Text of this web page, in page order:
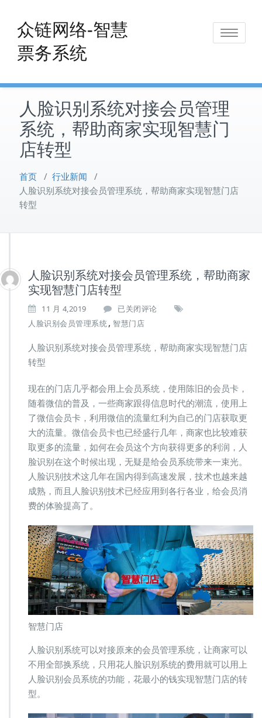
content
众链网络-智慧
票务系统
Toggle
人脸识别系统对接会员管理
系统，帮助商家实现智慧门
店转型
首页 / 行业新闻 /
人脸识别系统对接会员管理系统，帮助商家实现智慧门店
转型
人脸识别系统对接会员管理系统，帮助商家
实现智慧门店转型
11 月 4,2019
人
脸
别
系
接
会
员
管
理
系
统，
帮
助
商
现
智
慧
门
店
转
型
已关闭评论
人脸识别会员管理系统, 智慧门店
人脸识别系统对接会员管理系统，帮助商家实现智慧门店
转型
现在的门店几乎都会用上会员系统，使用陈旧的会员卡，
随着微信的普及，一些商家跟得信息时代的潮流，使用上
了微信会员卡，利用微信的流量红利为自己的门店获取更
大的流量。微信会员卡也已经盛行几年，商家也比较难获
取更多的流量，如何在会员这个方向获得更多的利润，人
脸识别在这个时候出现，无疑是给会员系统带来一束光。
人脸识别技术这几年在国内得到高速发展，技术也越来越
成熟，而且人脸识别技术已经应用到各行各业，给会员消
费的体验提高了。
智慧门店
人脸识别系统可以对接原来的会员管理系统，让商家可以
不用全部换系统，只用花人脸识别系统的费用就可以用上
人脸识别会员系统的功能，花最小的钱实现智慧门店的转
型。